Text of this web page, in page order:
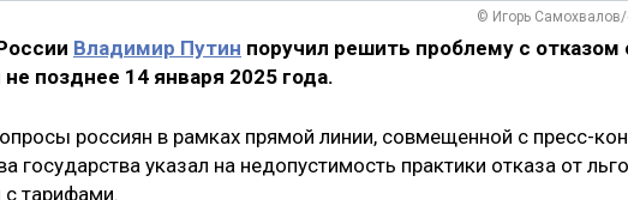
© Игорь Самохвалов/
Владимир Путин поручил решить проблему с отказом
позднее 14 января 2025 года.
россиян в рамках прямой линии, совмещенной с пресс-
государства указал на недопустимость практики отказа от
с тарифами.